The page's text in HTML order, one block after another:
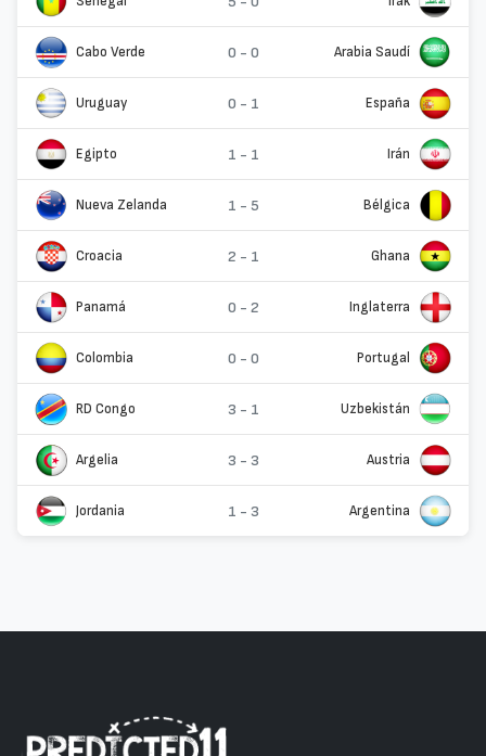
Cabo Verde 0 - 0 Arabia Saudí
Uruguay 0 - 1 España
Egipto 1 - 1 Irán
Nueva Zelanda 1 - 5 Bélgica
Croacia 2 - 1 Ghana
Panamá 0 - 2 Inglaterra
Colombia 0 - 0 Portugal
RD Congo 3 - 1 Uzbekistán
Argelia 3 - 3 Austria
Jordania 1 - 3 Argentina